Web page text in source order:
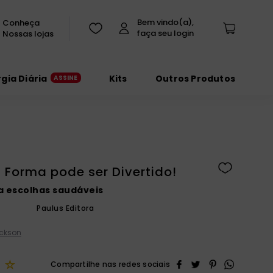
Conheça
Nossas lojas
Diária Kits Outros Produtos
Forma pode ser Divertido!
escolhas saudáveis
Paulus Editora
☆